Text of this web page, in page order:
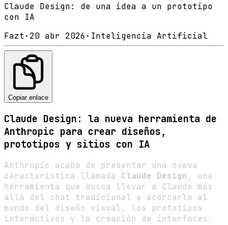
Claude Design: de una idea a un prototipo
con IA
Fazt ·20 abr 2026· Inteligencia Artificial
Copiar enlace
Claude Design: la nueva herramienta de
Anthropic para crear diseños,
prototipos y sitios con IA
Anthropic acaba de presentar una nueva
característica llamada Claude Design , una
herramienta que busca llevar a Claude más
allá del chat tradicional y acercarlo al
mundo del diseño visual, los prototipos
interactivos y la creación de interfaces.